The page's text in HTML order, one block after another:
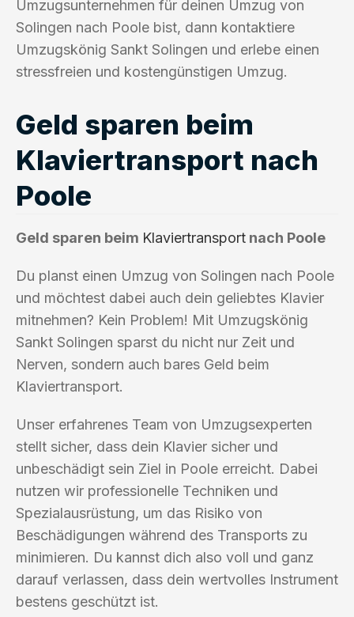
Umzugsunternehmen für deinen Umzug von
Solingen nach Poole bist, dann kontaktiere
Umzugskönig Sankt Solingen und erlebe einen
stressfreien und kostengünstigen Umzug.
Geld sparen beim
Klaviertransport nach
Poole
Geld sparen beim Klaviertransport nach Poole
Du planst einen Umzug von Solingen nach Poole
und möchtest dabei auch dein geliebtes Klavier
mitnehmen? Kein Problem! Mit Umzugskönig
Sankt Solingen sparst du nicht nur Zeit und
Nerven, sondern auch bares Geld beim
Klaviertransport.
Unser erfahrenes Team von Umzugsexperten
stellt sicher, dass dein Klavier sicher und
unbeschädigt sein Ziel in Poole erreicht. Dabei
nutzen wir professionelle Techniken und
Spezialausrüstung, um das Risiko von
Beschädigungen während des Transports zu
minimieren. Du kannst dich also voll und ganz
darauf verlassen, dass dein wertvolles Instrument
bestens geschützt ist.